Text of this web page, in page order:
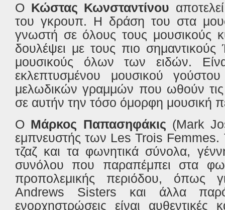
Ο Κώστας Κωνσταντίνου
του γκρουπ. Η δράση του στα
γνωστή σε όλους τους μουσικούς
δουλέψει με τους πιο σημαντικούς
μουσικούς όλων των ειδών.
εκλεπτυσμένου μουσικού
μελωδικών γραμμών που ωθούν
σε αυτήν την τόσο όμορφη μουσική
O Μάρκος Παπασηφάκις (Mark
εμπνευστής των Les Trois Femmes.
τζαζ και τα φωνητικά σύνολα,
συνόλου που παραπέμπει στα
προπολεμικής περιόδου, όπως
Andrews Sisters και άλλα
ενορχηστρώσεις είναι